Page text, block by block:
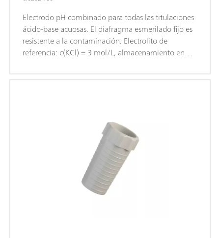
Electrodo pH combinado para todas las titulaciones
ácido-base acuosas. El diafragma esmerilado fijo es
resistente a la contaminación. Electrolito de
referencia: c(KCl) = 3 mol/L, almacenamiento en